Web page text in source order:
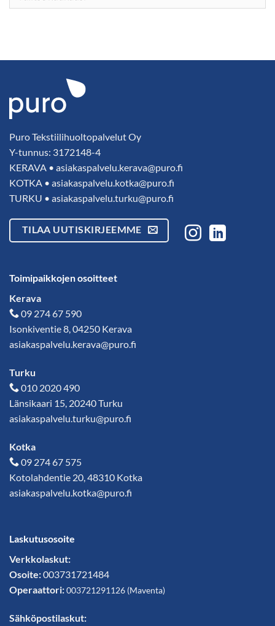
Puro Tekstiilihuoltopalvelut Oy
Y-tunnus: 3172148-4
KERAVA • asiakaspalvelu.kerava@puro.fi
KOTKA • asiakaspalvelu.kotka@puro.fi
TURKU • asiakaspalvelu.turku@puro.fi
TILAA UUTISKIRJEEMME
Toimipaikkojen osoitteet
Kerava
09 274 67 590
Isonkiventie 8, 04250 Kerava
asiakaspalvelu.kerava@puro.fi
Turku
010 2020 490
Länsikaari 15, 20240 Turku
asiakaspalvelu.turku@puro.fi
Kotka
09 274 67 575
Kotolahdentie 20, 48310 Kotka
asiakaspalvelu.kotka@puro.fi
Laskutusosoite
Verkkolaskut:
Osoite:003731721484
Operaattori:003721291126 (Maventa)
Sähköpostilaskut: